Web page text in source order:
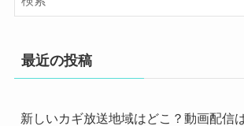
最近の投稿
新しいカギ放送地域はどこ？動画配信